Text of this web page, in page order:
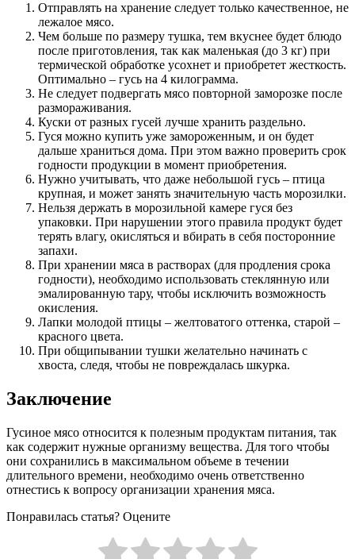
Отправлять на хранение следует только качественное, не
лежалое мясо.
Чем больше по размеру тушка, тем вкуснее будет блюдо
после приготовления, так как маленькая (до 3 кг) при
термической обработке усохнет и приобретет жесткость.
Оптимально – гусь на 4 килограмма.
Не следует подвергать мясо повторной заморозке после
размораживания.
Куски от разных гусей лучше хранить раздельно.
Гуся можно купить уже замороженным, и он будет
дальше храниться дома. При этом важно проверить срок
годности продукции в момент приобретения.
Нужно учитывать, что даже небольшой гусь – птица
крупная, и может занять значительную часть морозилки.
Нельзя держать в морозильной камере гуся без
упаковки. При нарушении этого правила продукт будет
терять влагу, окисляться и вбирать в себя посторонние
запахи.
При хранении мяса в растворах (для продления срока
годности), необходимо использовать стеклянную или
эмалированную тару, чтобы исключить возможность
окисления.
Лапки молодой птицы – желтоватого оттенка, старой –
красного цвета.
При общипывании тушки желательно начинать с
хвоста, следя, чтобы не повреждалась шкурка.
Заключение
Гусиное мясо относится к полезным продуктам питания, так
как содержит нужные организму вещества. Для того чтобы
они сохранились в максимальном объеме в течении
длительного времени, необходимо очень ответственно
отнестись к вопросу организации хранения мяса.
Понравилась статья? Оцените